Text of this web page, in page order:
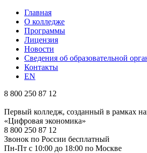
Главная
О колледже
Программы
Лицензия
Новости
Сведения об образовательной
Контакты
EN
8 800 250 87 12
Первый колледж, созданный в рамках
«Цифровая экономика»
8 800 250 87 12
Звонок по России бесплатный
Пн-Пт с 10:00 до 18:00 по Москве